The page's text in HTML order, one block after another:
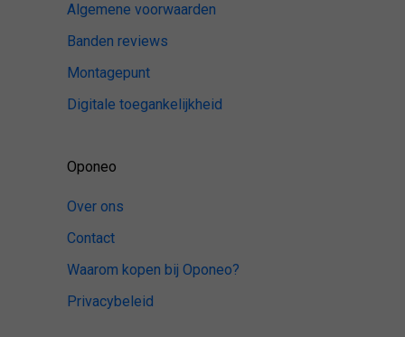
Algemene voorwaarden
Banden reviews
Montagepunt
Digitale toegankelijkheid
Oponeo
Over ons
Contact
Waarom kopen bij Oponeo?
Privacybeleid